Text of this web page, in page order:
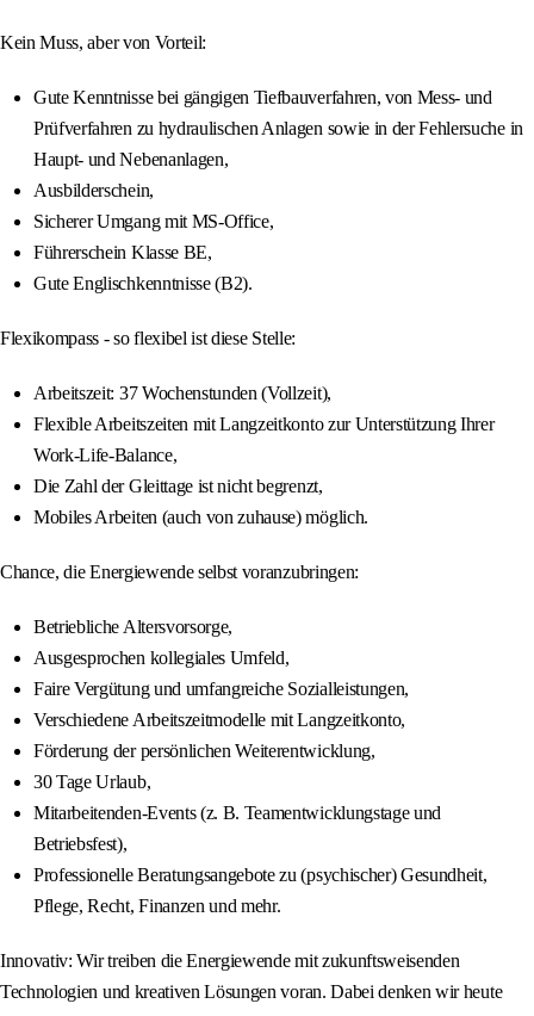
Kein Muss, aber von Vorteil:
Gute Kenntnisse bei gängigen Tiefbauverfahren, von Mess- und
Prüfverfahren zu hydraulischen Anlagen sowie in der Fehlersuche in
Haupt- und Nebenanlagen,
Ausbilderschein,
Sicherer Umgang mit MS-Office,
Führerschein Klasse BE,
Gute Englischkenntnisse (B2).
Flexikompass - so flexibel ist diese Stelle:
Arbeitszeit: 37 Wochenstunden (Vollzeit),
Flexible Arbeitszeiten mit Langzeitkonto zur Unterstützung Ihrer
Work-Life-Balance,
Die Zahl der Gleittage ist nicht begrenzt,
Mobiles Arbeiten (auch von zuhause) möglich.
Chance, die Energiewende selbst voranzubringen:
Betriebliche Altersvorsorge,
Ausgesprochen kollegiales Umfeld,
Faire Vergütung und umfangreiche Sozialleistungen,
Verschiedene Arbeitszeitmodelle mit Langzeitkonto,
Förderung der persönlichen Weiterentwicklung,
30 Tage Urlaub,
Mitarbeitenden-Events (z. B. Teamentwicklungstage und
Betriebsfest),
Professionelle Beratungsangebote zu (psychischer) Gesundheit,
Pflege, Recht, Finanzen und mehr.
Innovativ: Wir treiben die Energiewende mit zukunftsweisenden
Technologien und kreativen Lösungen voran. Dabei denken wir heute